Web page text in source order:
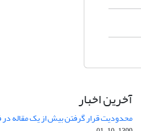
آخرین اخبار
محدودیت قرار گرفتن بیش از یک مقاله در